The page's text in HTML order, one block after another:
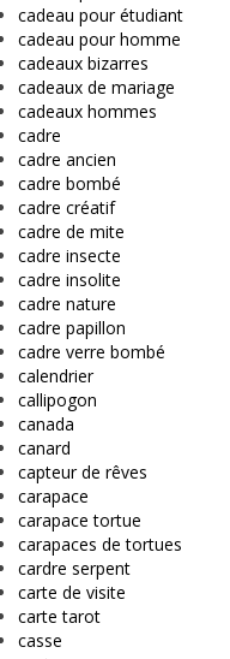
cadeau pour étudiant
cadeau pour homme
cadeaux bizarres
cadeaux de mariage
cadeaux hommes
cadre
cadre ancien
cadre bombé
cadre créatif
cadre de mite
cadre insecte
cadre insolite
cadre nature
cadre papillon
cadre verre bombé
calendrier
callipogon
canada
canard
capteur de rêves
carapace
carapace tortue
carapaces de tortues
cardre serpent
carte de visite
carte tarot
casse